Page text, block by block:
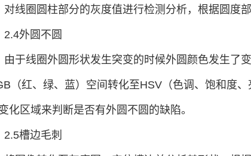
对线圈圆柱部分的灰度值进行检测分析，根据圆度
2.4外圆不圆
由于线圈外圆形状发生突变的时候外圆颜色发生了
（红、绿、蓝）空间转化至HSV（色调、饱和度
化区域来判断是否有外圆不圆的缺陷。
2.5槽边毛刺